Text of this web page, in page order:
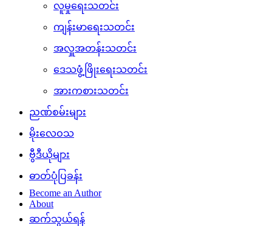
လူမှုရေးသတင်း
ကျန်းမာရေးသတင်း
အလှူအတန်းသတင်း
ဒေသဖွံ့ဖြိုးရေးသတင်း
အားကစားသတင်း
ညဏ်စမ်းများ
မိုးလေဝသ
ဗွီဒီယိုများ
ဓာတ်ပုံပြခန်း
Become an Author
About
ဆက်သွယ်ရန်